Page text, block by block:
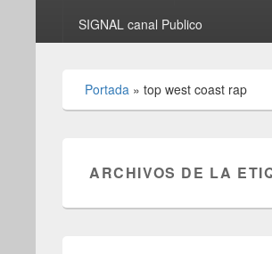
SIGNAL canal Publico
Portada » top west coast rap
ARCHIVOS DE LA